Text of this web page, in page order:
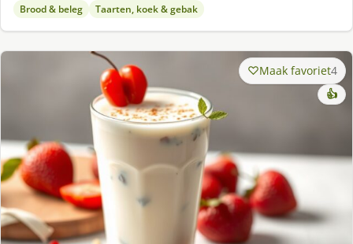
Brood & beleg Taarten, koek & gebak
Maak favoriet4
👍